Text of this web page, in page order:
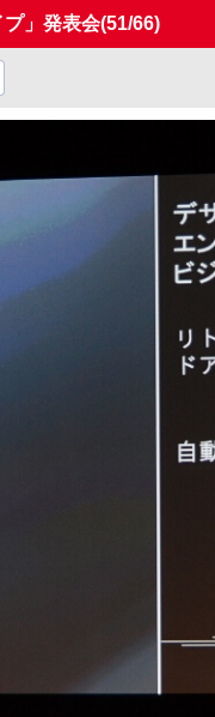
」発表会(51/66)